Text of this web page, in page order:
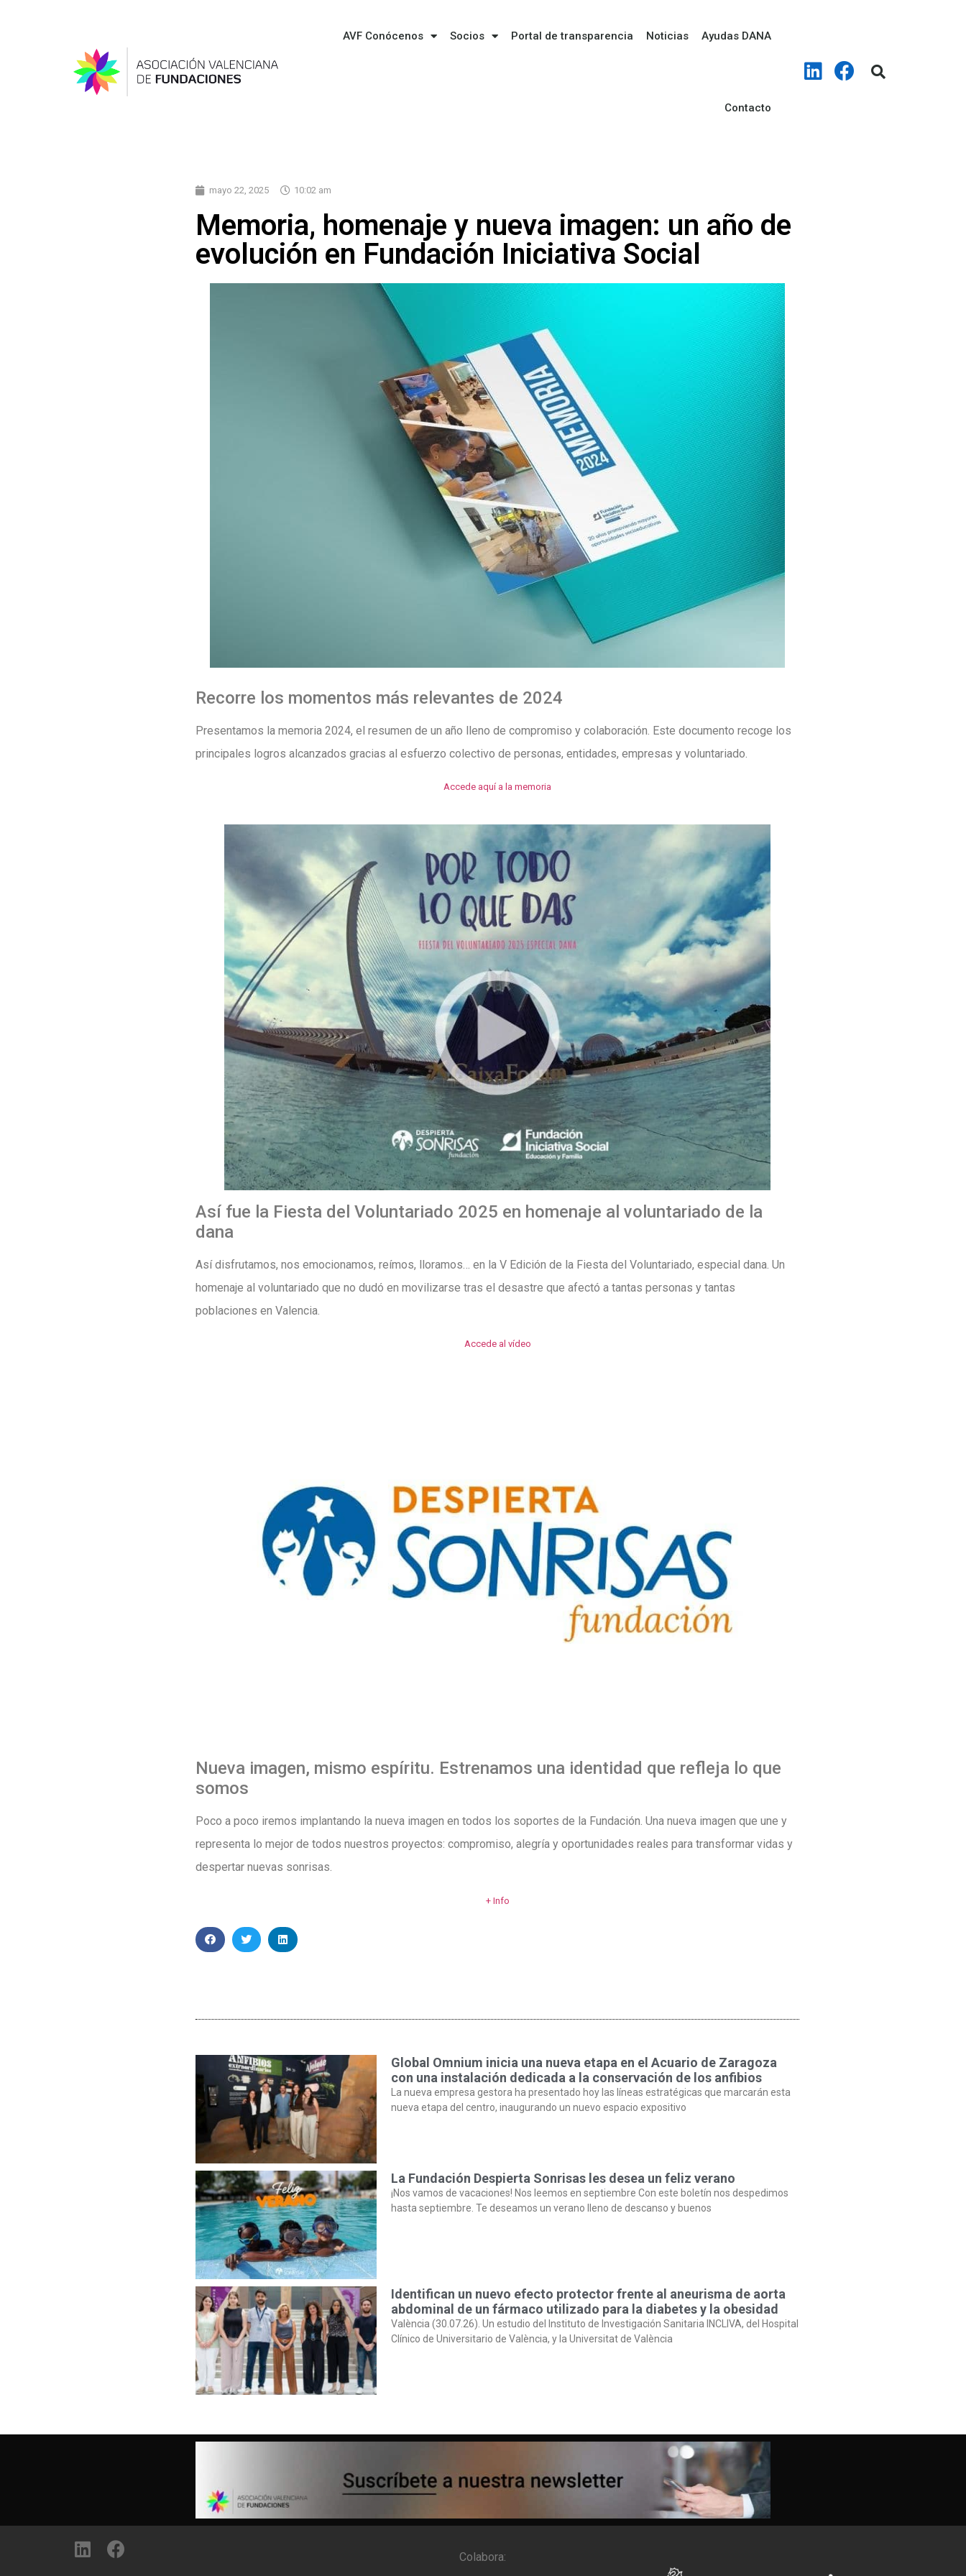
AVF Conócenos Socios Portal de transparencia Noticias Ayudas DANA
Contacto
mayo 22, 2025 10:02 am
Memoria, homenaje y nueva imagen: un año de
evolución en Fundación Iniciativa Social
Recorre los momentos más relevantes de 2024
Presentamos la memoria 2024, el resumen de un año lleno de compromiso y colaboración. Este documento recoge los
principales logros alcanzados gracias al esfuerzo colectivo de personas, entidades, empresas y voluntariado.
Accede aquí a la memoria
Así fue la Fiesta del Voluntariado 2025 en homenaje al voluntariado de la
dana
Así disfrutamos, nos emocionamos, reímos, lloramos… en la V Edición de la Fiesta del Voluntariado, especial dana. Un
homenaje al voluntariado que no dudó en movilizarse tras el desastre que afectó a tantas personas y tantas
poblaciones en Valencia.
Accede al vídeo
Nueva imagen, mismo espíritu. Estrenamos una identidad que refleja lo que
somos
Poco a poco iremos implantando la nueva imagen en todos los soportes de la Fundación. Una nueva imagen que une y
representa lo mejor de todos nuestros proyectos: compromiso, alegría y oportunidades reales para transformar vidas y
despertar nuevas sonrisas.
+ Info
Global Omnium inicia una nueva etapa en el Acuario de Zaragoza
con una instalación dedicada a la conservación de los anfibios
La nueva empresa gestora ha presentado hoy las líneas estratégicas que marcarán esta
nueva etapa del centro, inaugurando un nuevo espacio expositivo
La Fundación Despierta Sonrisas les desea un feliz verano
¡Nos vamos de vacaciones! Nos leemos en septiembre Con este boletín nos despedimos
hasta septiembre. Te deseamos un verano lleno de descanso y buenos
Identifican un nuevo efecto protector frente al aneurisma de aorta
abdominal de un fármaco utilizado para la diabetes y la obesidad
València (30.07.26). Un estudio del Instituto de Investigación Sanitaria INCLIVA, del Hospital
Clínico de Universitario de València, y la Universitat de València
Colabora: